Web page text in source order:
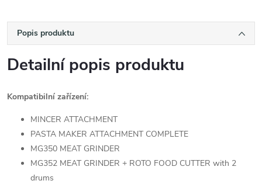
Popis produktu
Detailní popis produktu
Kompatibilní zařízení:
MINCER ATTACHMENT
PASTA MAKER ATTACHMENT COMPLETE
MG350 MEAT GRINDER
MG352 MEAT GRINDER + ROTO FOOD CUTTER with 2
drums